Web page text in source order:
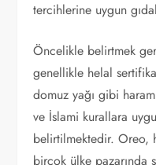
tercihlerine uygun
Öncelikle belirtmek
genellikle helal
domuz yağı gibi
ve İslami kurallara
belirtilmektedir. Oreo,
birçok ülke pazarında